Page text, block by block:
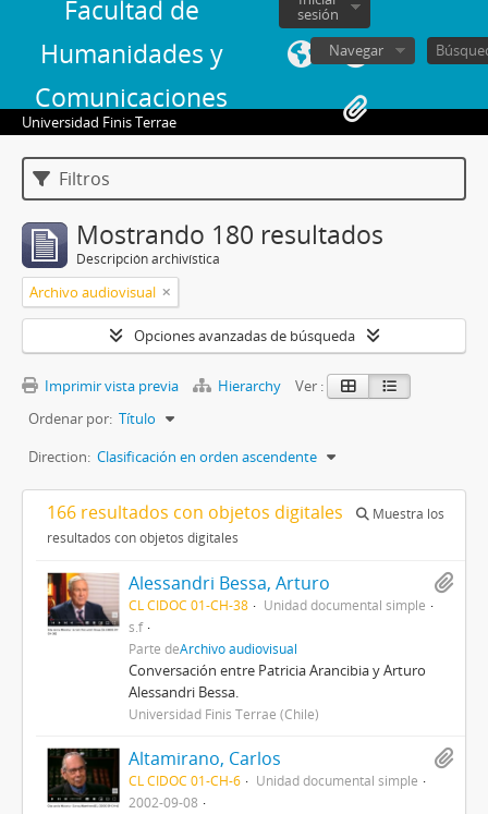
Facultad de
Humanidades y
Comunicaciones
sesión
Navegar
Universidad Finis Terrae
Filtros
Mostrando 180 resultados
Descripción archivística
Archivo audiovisual
Opciones avanzadas de búsqueda
Imprimir vista previa Hierarchy
Ver :
Ordenar por: Título
Direction: Clasificación en orden ascendente
166 resultados con objetos digitales
Muestra los
resultados con objetos digitales
Alessandri Bessa, Arturo
CL CIDOC 01-CH-38
Unidad documental simple
s.f
Parte deArchivo audiovisual
Conversación entre Patricia Arancibia y Arturo
Alessandri Bessa.
Universidad Finis Terrae (Chile)
Altamirano, Carlos
CL CIDOC 01-CH-6
Unidad documental simple
2002-09-08